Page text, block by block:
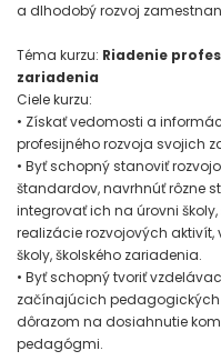
a dlhodobý rozvoj
Téma kurzu: Riadenie
zariadenia
Ciele kurzu:
• Získať vedomosti a
profesijného rozvoja svojich
• Byť schopný stanoviť
štandardov, navrhnúť rôzne
integrovať ich na úrovni
realizácie rozvojových
školy, školského zariadenia.
• Byť schopný tvoriť
začínajúcich
dôrazom na dosiahnutie
pedagógmi.